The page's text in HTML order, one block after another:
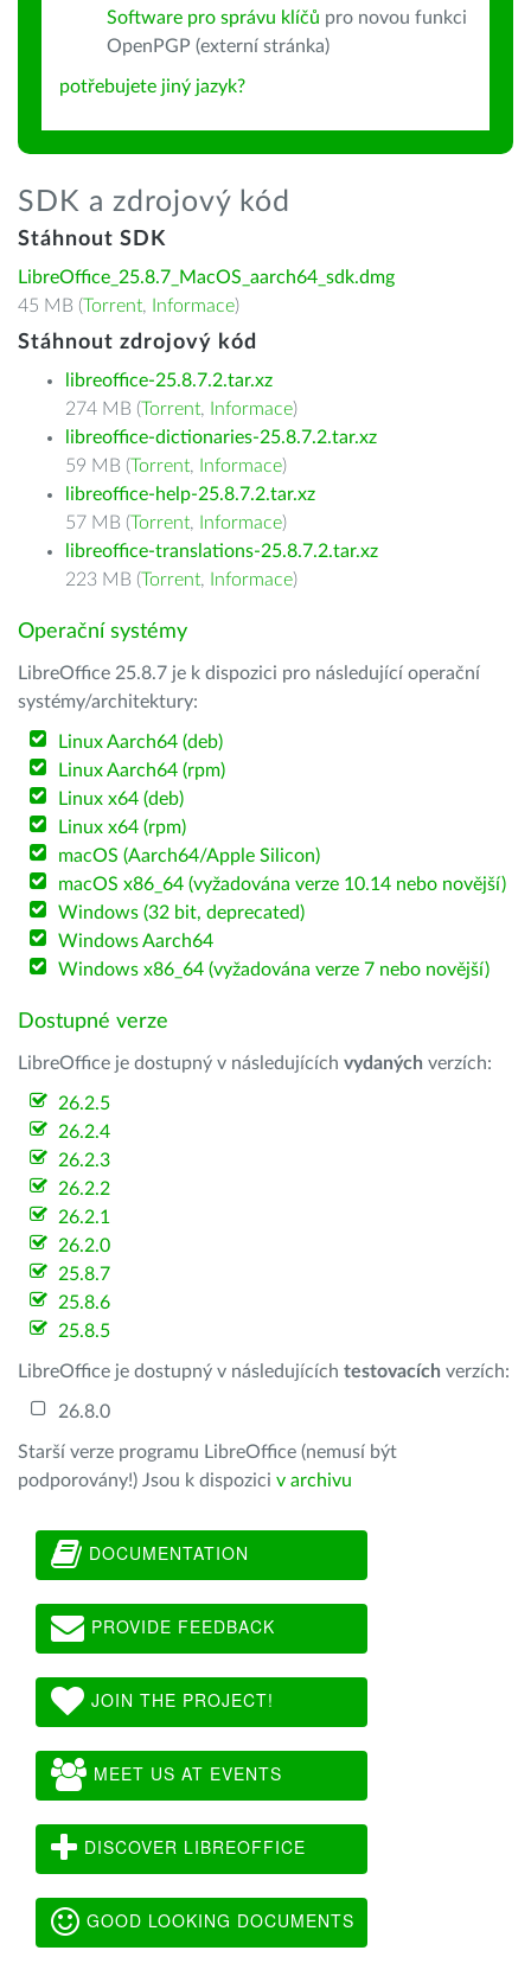
Software pro správu klíčů pro novou funkci
OpenPGP (externí stránka)
potřebujete jiný jazyk?
SDK a zdrojový kód
Stáhnout SDK
LibreOffice_25.8.7_MacOS_aarch64_sdk.dmg
45 MB (Torrent, Informace)
Stáhnout zdrojový kód
libreoffice-25.8.7.2.tar.xz
274 MB (Torrent, Informace)
libreoffice-dictionaries-25.8.7.2.tar.xz
59 MB (Torrent, Informace)
libreoffice-help-25.8.7.2.tar.xz
57 MB (Torrent, Informace)
libreoffice-translations-25.8.7.2.tar.xz
223 MB (Torrent, Informace)
Operační systémy
LibreOffice 25.8.7 je k dispozici pro následující operační
systémy/architektury:
Linux Aarch64 (deb)
Linux Aarch64 (rpm)
Linux x64 (deb)
Linux x64 (rpm)
macOS (Aarch64/Apple Silicon)
macOS x86_64 (vyžadována verze 10.14 nebo novější)
Windows (32 bit, deprecated)
Windows Aarch64
Windows x86_64 (vyžadována verze 7 nebo novější)
Dostupné verze
LibreOffice je dostupný v následujících vydaných verzích:
26.2.5
26.2.4
26.2.3
26.2.2
26.2.1
26.2.0
25.8.7
25.8.6
25.8.5
LibreOffice je dostupný v následujících testovacích verzích:
26.8.0
Starší verze programu LibreOffice (nemusí být
podporovány!) Jsou k dispozici v archivu
DOCUMENTATION
PROVIDE FEEDBACK
JOIN THE PROJECT!
MEET US AT EVENTS
DISCOVER LIBREOFFICE
GOOD LOOKING DOCUMENTS